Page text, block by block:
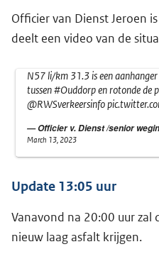
Officier van Dienst Jeroen
deelt een video van de
N57 li/km 31.3 is een
tussen#Ouddorpen rotonde de
@RWSverkeersinfo
— Officier v. Dienst /senior
March 13, 2023
Update 13:05 uur
Vanavond na 20:00 uur zal
nieuw laag asfalt krijgen.